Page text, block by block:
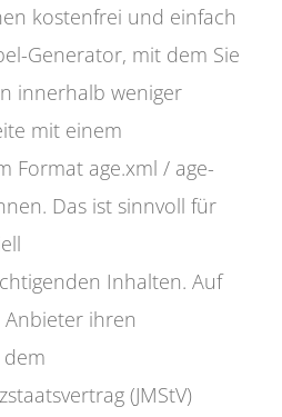
kostenfrei und einfach
Generator, mit dem Sie
innerhalb weniger
mit einem
Format age.xml / age-
Das ist sinnvoll für
Inhalten. Auf
Anbieter ihren
(JMStV)